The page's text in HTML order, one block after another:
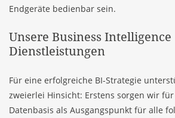
Endgeräte bedienbar sein.
Unsere Business Intelligence
Dienstleistungen
Für eine erfolgreiche BI-Strategie
zweierlei Hinsicht: Erstens sorgen wir
Datenbasis als Ausgangspunkt für alle